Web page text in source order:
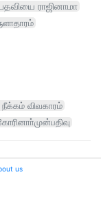
ராஜினாமா
நீக்கம் விவகாரம்
us